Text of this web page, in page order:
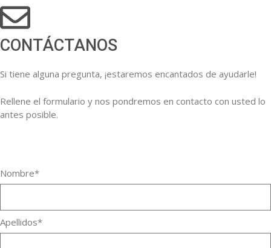
CONTÁCTANOS
Si tiene alguna pregunta, ¡estaremos encantados de ayudarle!
Rellene el formulario y nos pondremos en contacto con usted lo
antes posible.
Nombre*
Apellidos*